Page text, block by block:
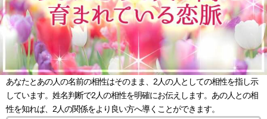
あなたとあの人の名前の相性はそのまま、2人の人としての相性を指し示
しています。姓名判断で2人の相性を明確にお伝えします。あの人との相
性を知れば、2人の関係をより良い方へ導くことができます。